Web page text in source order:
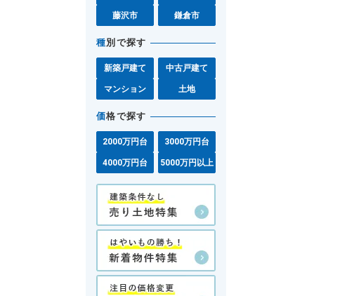
藤沢市 鎌倉市
種別で探す
新築戸建て 中古戸建て
マンション 土地
価格で探す
2000万円台 3000万円台
4000万円台 5000万円以上